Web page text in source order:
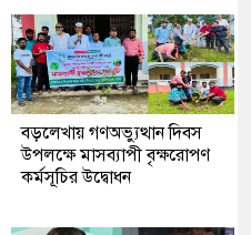
বড়লেখায় গণঅভ্যুত্থান দিবস
উপলক্ষে মাসব্যাপী বৃক্ষরোপণ
কর্মসূচির উদ্বোধন